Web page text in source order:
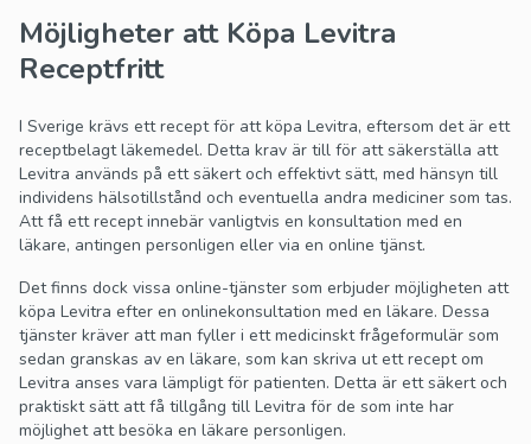
Möjligheter att Köpa Levitra
Receptfritt
I Sverige krävs ett recept för att köpa Levitra, eftersom det är ett
receptbelagt läkemedel. Detta krav är till för att säkerställa att
Levitra används på ett säkert och effektivt sätt, med hänsyn till
individens hälsotillstånd och eventuella andra mediciner som tas.
Att få ett recept innebär vanligtvis en konsultation med en
läkare, antingen personligen eller via en online tjänst.
Det finns dock vissa online-tjänster som erbjuder möjligheten att
köpa Levitra efter en onlinekonsultation med en läkare. Dessa
tjänster kräver att man fyller i ett medicinskt frågeformulär som
sedan granskas av en läkare, som kan skriva ut ett recept om
Levitra anses vara lämpligt för patienten. Detta är ett säkert och
praktiskt sätt att få tillgång till Levitra för de som inte har
möjlighet att besöka en läkare personligen.